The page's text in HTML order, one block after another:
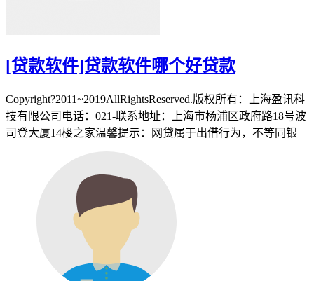
[贷款软件]贷款软件哪个好贷款
Copyright?2011~2019AllRightsReserved.版权所有：上海盈讯科
技有限公司电话：021-联系地址：上海市杨浦区政府路18号波
司登大厦14楼之家温馨提示：网贷属于出借行为，不等同银